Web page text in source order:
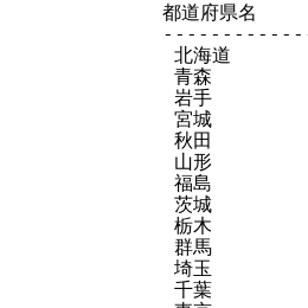
都道府県名
北海道
青森
岩手
宮城
秋田
山形
福島
茨城
栃木
群馬
埼玉
千葉